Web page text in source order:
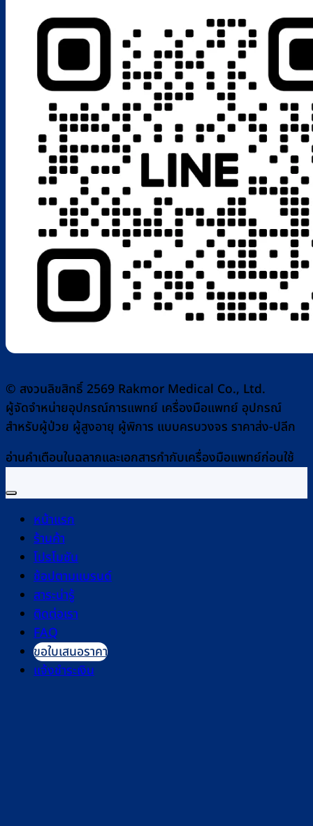
© สงวนลิขสิทธิ์ 2569 Rakmor Medical Co., Ltd.
ผู้จัดจำหน่ายอุปกรณ์การแพทย์ เครื่องมือแพทย์ อุปกรณ์
สำหรับผู้ป่วย ผู้สูงอายุ ผู้พิการ แบบครบวงจร ราคาส่ง-ปลีก
อ่านคำเตือนในฉลากและเอกสารกำกับเครื่องมือแพทย์ก่อนใช้
หน้าแรก
ร้านค้า
โปรโมชัน
ช้อปตามแบรนด์
สาระน่ารู้
ติดต่อเรา
FAQ
ขอใบเสนอราคา
แจ้งชำระเงิน